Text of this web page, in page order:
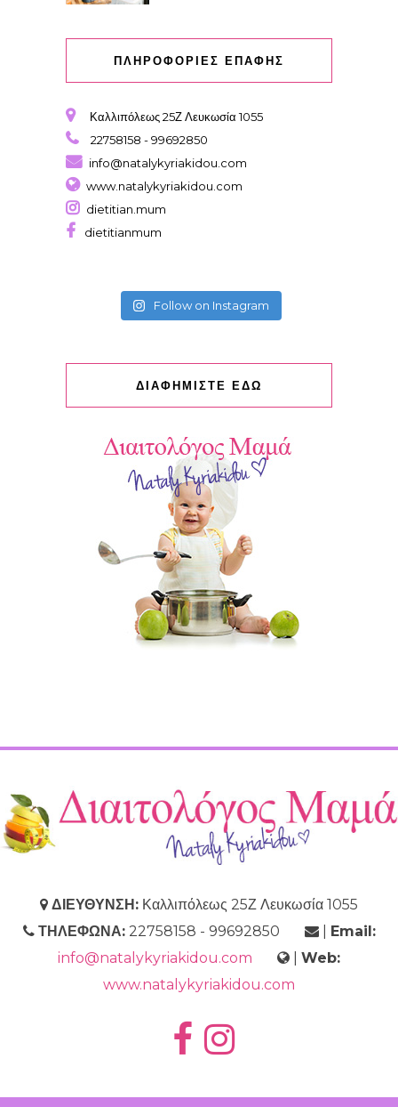
ΠΛΗΡΟΦΟΡΙΕΣ ΕΠΑΦΗΣ
Καλλιπόλεως 25Ζ Λευκωσία 1055
22758158 - 99692850
info@natalykyriakidou.com
www.natalykyriakidou.com
dietitian.mum
dietitianmum
Follow on Instagram
ΔΙΑΦΗΜΙΣΤΕ ΕΔΩ
ΔΙΕΥΘΥΝΣΗ: Καλλιπόλεως 25Ζ Λευκωσία 1055
ΤΗΛΕΦΩΝΑ:22758158 - 99692850 | Email:
info@natalykyriakidou.com
Web:
www.natalykyriakidou.com